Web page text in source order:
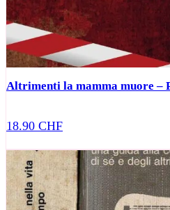
Altrimenti la mamma muore –
18.90 CHF